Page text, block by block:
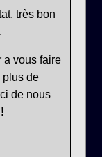
très bon
a vous faire
plus de
de nous